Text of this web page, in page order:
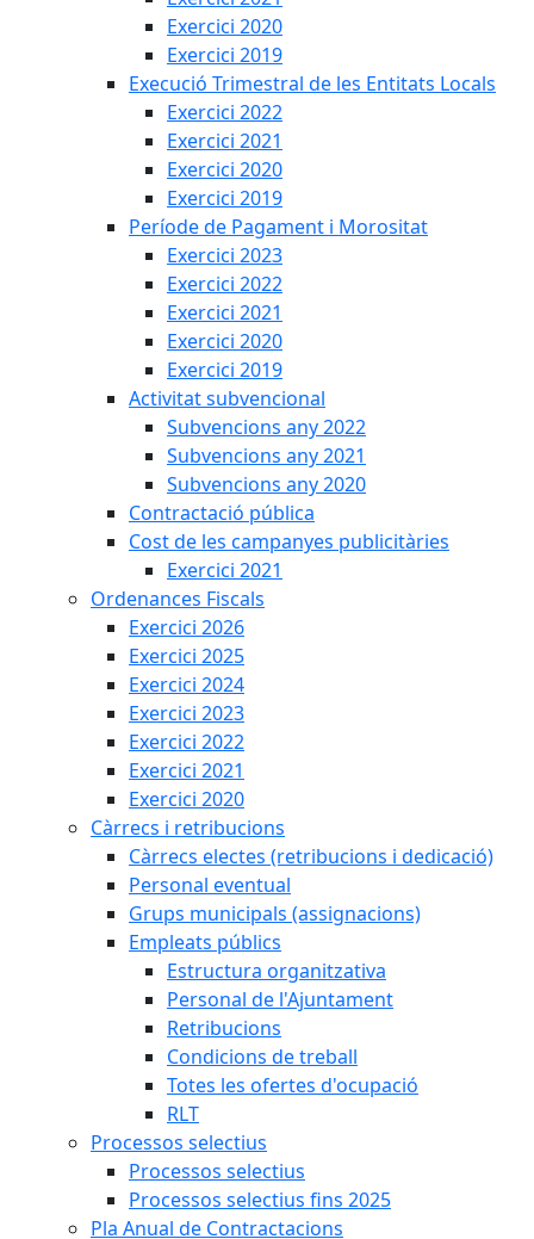
Exercici 2020
Exercici 2019
Execució Trimestral de les Entitats Locals
Exercici 2022
Exercici 2021
Exercici 2020
Exercici 2019
Període de Pagament i Morositat
Exercici 2023
Exercici 2022
Exercici 2021
Exercici 2020
Exercici 2019
Activitat subvencional
Subvencions any 2022
Subvencions any 2021
Subvencions any 2020
Contractació pública
Cost de les campanyes publicitàries
Exercici 2021
Ordenances Fiscals
Exercici 2026
Exercici 2025
Exercici 2024
Exercici 2023
Exercici 2022
Exercici 2021
Exercici 2020
Càrrecs i retribucions
Càrrecs electes (retribucions i dedicació)
Personal eventual
Grups municipals (assignacions)
Empleats públics
Estructura organitzativa
Personal de l'Ajuntament
Retribucions
Condicions de treball
Totes les ofertes d'ocupació
RLT
Processos selectius
Processos selectius
Processos selectius fins 2025
Pla Anual de Contractacions